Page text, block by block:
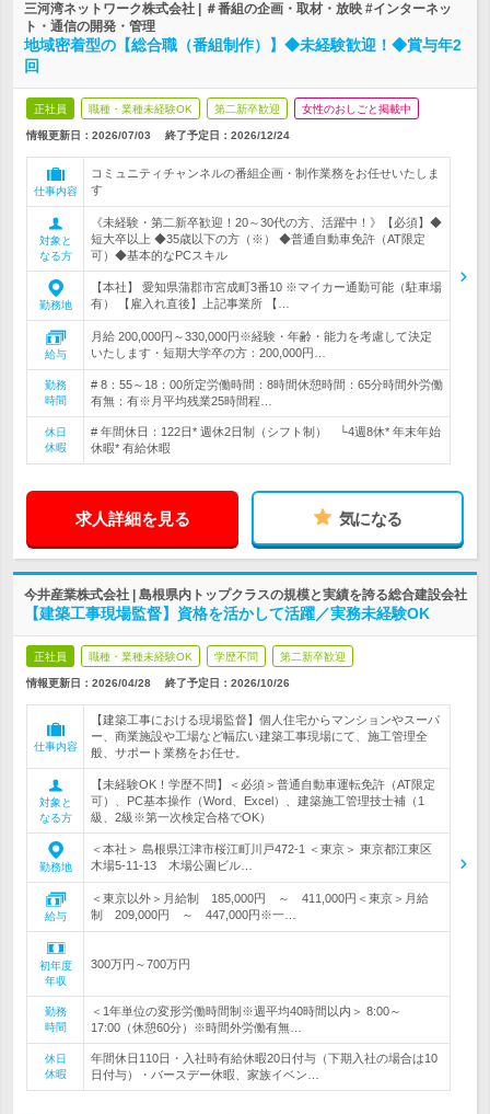
三河湾ネットワーク株式会社 | ＃番組の企画・取材・放映 #インターネッ
ト・通信の開発・管理
地域密着型の【総合職（番組制作）】◆未経験歓迎！◆賞与年2
回
正社員 職種・業種未経験OK 第二新卒歓迎 女性のおしごと掲載中
情報更新日：2026/07/03 終了予定日： 2026/12/24
仕事内容
コミュニティチャンネルの番組企画・制作業務をお任せいたしま
す
対象と
なる方
《未経験・第二新卒歓迎！20～30代の方、活躍中！》【必須】◆
短大卒以上 ◆35歳以下の方（※） ◆普通自動車免許（AT限定
可）◆基本的なPCスキル
勤務地
【本社】 愛知県蒲郡市宮成町3番10 ※マイカー通勤可能（駐車場
有） 【雇入れ直後】上記事業所 【…
給与
月給 200,000円～330,000円※経験・年齢・能力を考慮して決定
いたします・短期大学卒の方：200,000円…
勤務
時間
# 8：55～18：00所定労働時間：8時間休憩時間：65分時間外労働
有無：有※月平均残業25時間程…
休日
休暇
# 年間休日：122日* 週休2日制（シフト制） └4週8休* 年末年始
休暇* 有給休暇
求人詳細を見る 気になる
今井産業株式会社 | 島根県内トップクラスの規模と実績を誇る総合建設会社
【建築工事現場監督】資格を活かして活躍／実務未経験OK
正社員 職種・業種未経験OK 学歴不問 第二新卒歓迎
情報更新日：2026/04/28 終了予定日： 2026/10/26
仕事内容
【建築工事における現場監督】個人住宅からマンションやスーパ
ー、商業施設や工場など幅広い建築工事現場にて、施工管理全
般、サポート業務をお任せ。
対象と
なる方
【未経験OK！学歴不問】＜必須＞普通自動車運転免許（AT限定
可）、PC基本操作（Word、Excel）、建築施工管理技士補（1
級、2級※第一次検定合格でOK）
勤務地
＜本社＞ 島根県江津市桜江町川戸472-1 ＜東京＞ 東京都江東区
木場5-11-13 木場公園ビル…
給与
＜東京以外＞月給制 185,000円 ～ 411,000円＜東京＞月給
制 209,000円 ～ 447,000円※一…
初年度
年収
300万円～700万円
勤務
時間
＜1年単位の変形労働時間制※週平均40時間以内＞ 8:00～
17:00（休憩60分）※時間外労働有無…
休日
休暇
年間休日110日・入社時有給休暇20日付与（下期入社の場合は10
日付与）・バースデー休暇、家族イベン…